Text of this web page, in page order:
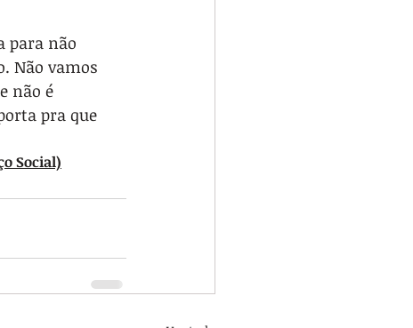
para não
Não vamos
não é
pra que
Social)